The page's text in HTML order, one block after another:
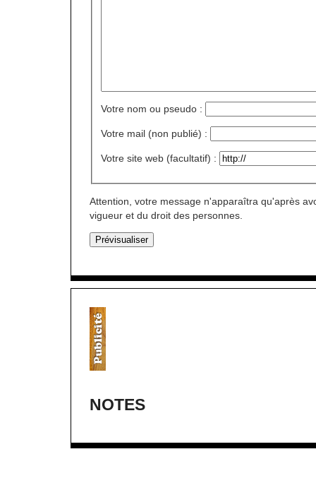
Votre nom ou pseudo :
Votre mail (non publié) :
Votre site web (facultatif) :
Attention, votre message n'apparaîtra qu'après
vigueur et du droit des personnes.
NOTES